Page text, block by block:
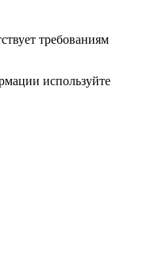
требованиям
используйте